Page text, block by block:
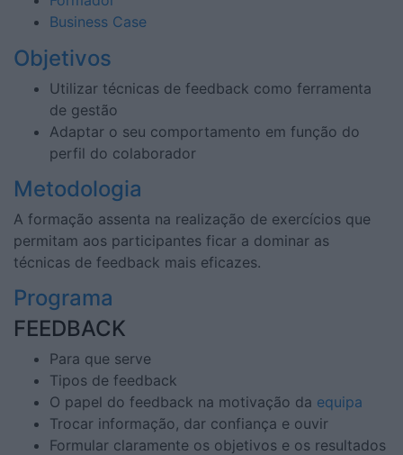
Business Case
Objetivos
Utilizar técnicas de feedback como ferramenta
de gestão
Adaptar o seu comportamento em função do
perfil do colaborador
Metodologia
A formação assenta na realização de exercícios que
permitam aos participantes ficar a dominar as
técnicas de feedback mais eficazes.
Programa
FEEDBACK
Para que serve
Tipos de feedback
O papel do feedback na motivação da equipa
Trocar informação, dar confiança e ouvir
Formular claramente os objetivos e os resultados